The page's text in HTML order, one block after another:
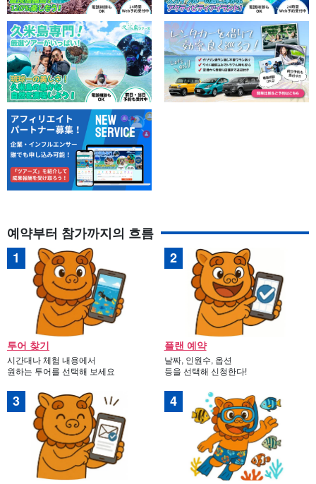
예약부터 참가까지의 흐름
투어 찾기
시간대나 체험 내용에서
원하는 투어를 선택해 보세요
플랜 예약
날짜, 인원수, 옵션
등을 선택해 신청한다!